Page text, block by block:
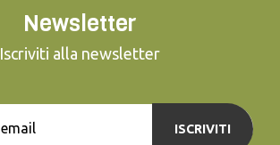
Newsletter
Iscriviti alla newsletter
ISCRIVITI